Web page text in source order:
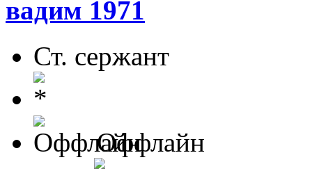
вадим 1971
Ст. сержант
Оффлайн